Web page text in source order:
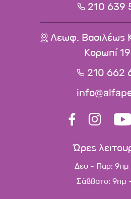
210 639
Λεωφ. Βασιλέως
Κορωπί
210 662
Ώρες
Δευ - Παρ:
Σάββατο: 9πμ